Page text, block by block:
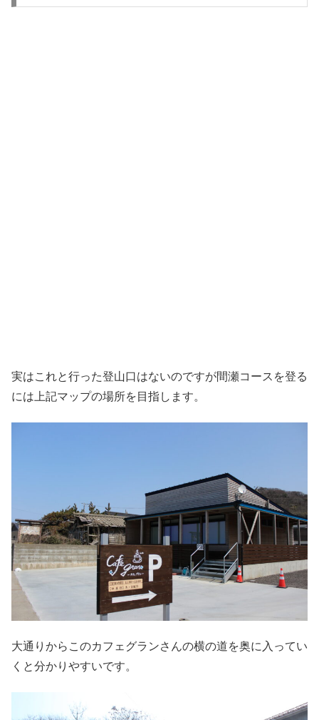
実はこれと行った登山口はないのですが間瀬コースを登る
には上記マップの場所を目指します。
大通りからこのカフェグランさんの横の道を奥に入ってい
くと分かりやすいです。